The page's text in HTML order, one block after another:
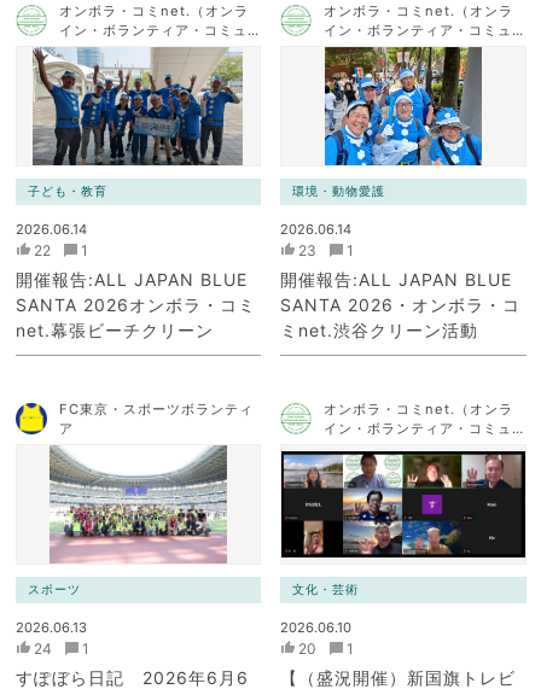
オンボラ・コミnet.（オンラ
イン・ボランティア・コミュ
ニケーション・ネットワー
ク）
子ども・教育
2026.06.14
22 1
開催報告:ALL JAPAN BLUE
SANTA 2026オンボラ・コミ
net.幕張ビーチクリーン
オンボラ・コミnet.（オンラ
イン・ボランティア・コミュ
ニケーション・ネットワー
ク）
環境・動物愛護
2026.06.14
23 1
開催報告:ALL JAPAN BLUE
SANTA 2026・オンボラ・コ
ミnet.渋谷クリーン活動
FC東京・スポーツボランティ
ア
スポーツ
2026.06.13
24 1
すぽぼら日記 2026年6月6
オンボラ・コミnet.（オンラ
イン・ボランティア・コミュ
ク）
文化・芸術
2026.06.10
20 1
【（盛況開催）新国旗トレビ